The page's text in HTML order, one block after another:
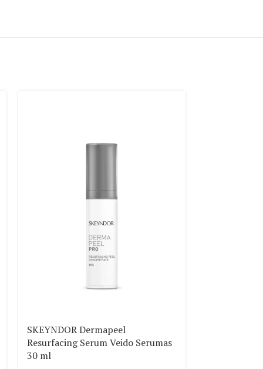
SKEYNDOR Dermapeel
Resurfacing Serum Veido Serumas
30 ml